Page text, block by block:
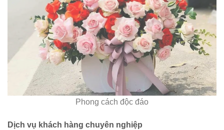
Phong cách độc đáo
Dịch vụ khách hàng chuyên nghiệp